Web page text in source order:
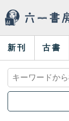
新刊 古書